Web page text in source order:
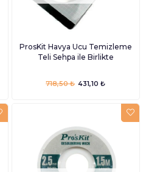
ProsKit Havya Ucu Temizleme
Teli Sehpa ile Birlikte
431,10 ₺
718,50 ₺